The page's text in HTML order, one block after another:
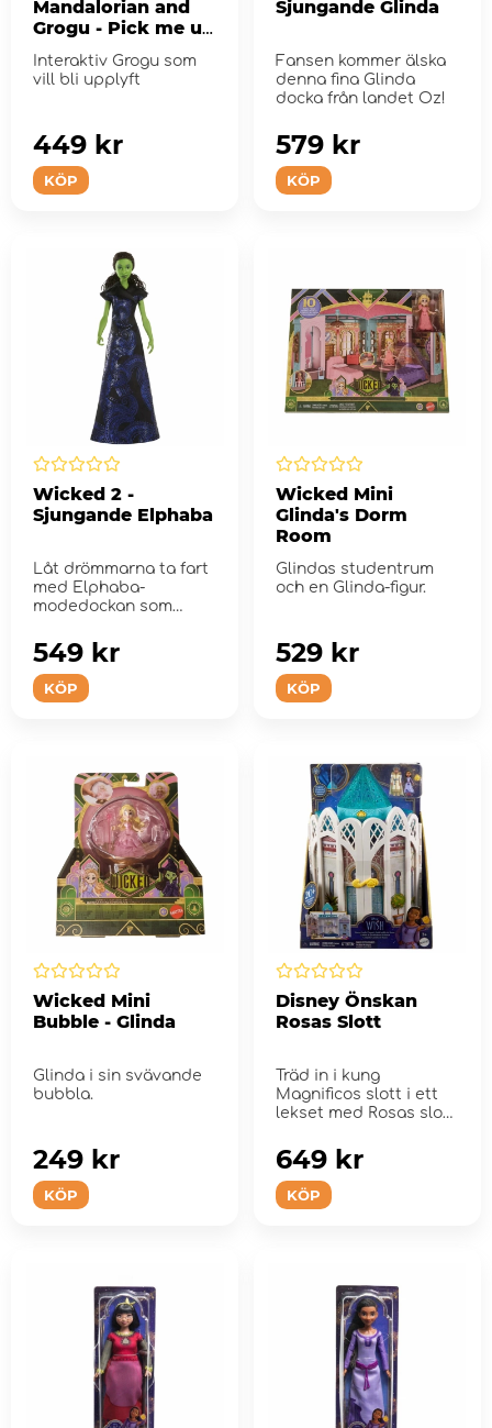
Mandalorian and
Grogu - Pick me up
Grogu
Interaktiv Grogu som
vill bli upplyft
KÖP
449 kr
Sjungande Glinda
Fansen kommer älska
denna fina Glinda
docka från landet Oz!
KÖP
579 kr
Wicked 2 -
Sjungande Elphaba
Låt drömmarna ta fart
med Elphaba-
modedockan som
KÖP
549 kr
Wicked Mini
Glinda's Dorm
Room
Glindas studentrum
och en Glinda-figur.
KÖP
529 kr
Wicked Mini
Bubble - Glinda
Glinda i sin svävande
bubbla.
KÖP
249 kr
Disney Önskan
Rosas Slott
Träd in i kung
Magnificos slott i ett
lekset med Rosas slott
KÖP
649 kr